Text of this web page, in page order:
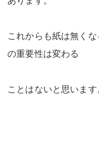
これからも紙は無く
の重要性は変わる
ことはないと思います